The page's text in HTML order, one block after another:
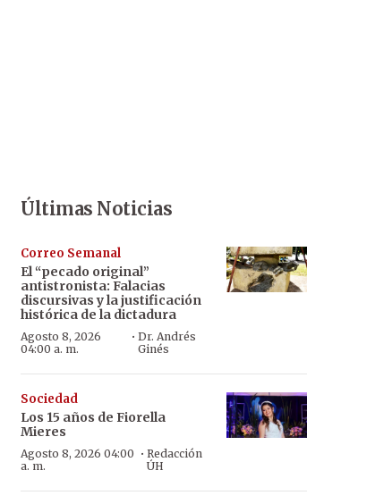
Últimas Noticias
Correo Semanal
El “pecado original”
antistronista: Falacias
discursivas y la justificación
histórica de la dictadura
Agosto 8, 2026
04:00 a. m.
·Dr. Andrés
Ginés
Sociedad
Los 15 años de Fiorella
Mieres
Agosto 8, 2026 04:00
a. m.
· Redacción
ÚH